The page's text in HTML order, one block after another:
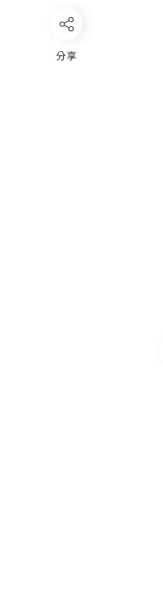
分享